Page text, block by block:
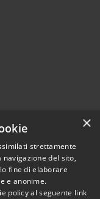
© 2026 • Comune di
×
strettamente
del sito,
fine di elaborare
e anonime.
policy al seguente link